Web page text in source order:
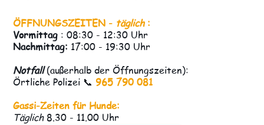
ÖFFNUNGSZEITEN - täglich:
Vormittag : 08:30 - 12:30 Uhr
Nachmittag: 17:00 - 19:30 Uhr
Notfall(außerhalb der Öffnungszeiten):
Örtliche Polizei 📞 965 790 081
Gassi-Zeiten für Hunde:
Täglich 8.30 - 11.00 Uhr